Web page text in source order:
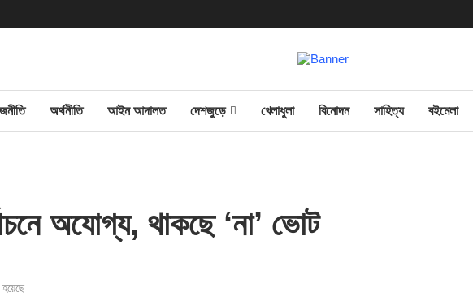
অর্থনীতি আইন আদালত দেশজুড়ে খেলাধুলা বিনোদন সাহিত্য বইমেলা
অযোগ্য, থাকছে ‘না’ ভোট